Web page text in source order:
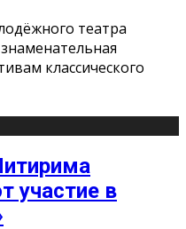
театра
классического
участие в